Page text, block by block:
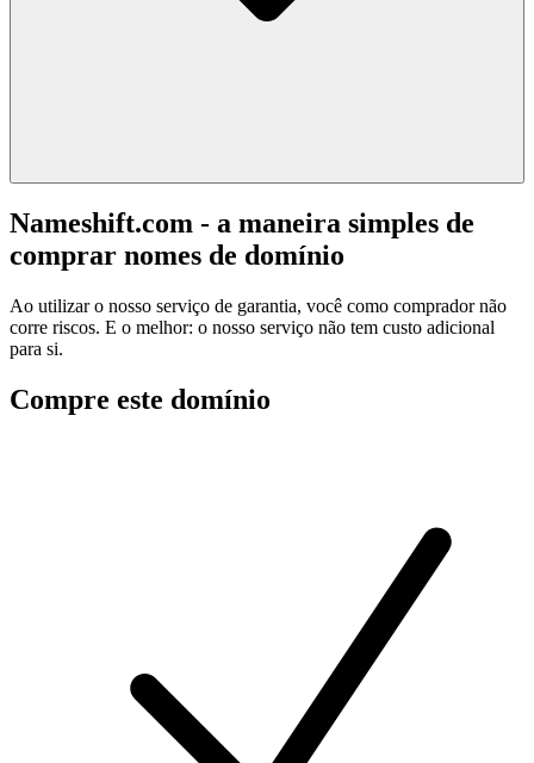
Nameshift.com - a maneira simples de
comprar nomes de domínio
Ao utilizar o nosso serviço de garantia, você como comprador não
corre riscos. E o melhor: o nosso serviço não tem custo adicional
para si.
Compre este domínio